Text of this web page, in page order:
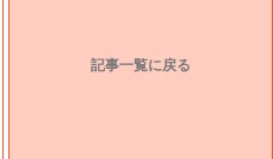
記事一覧に戻る